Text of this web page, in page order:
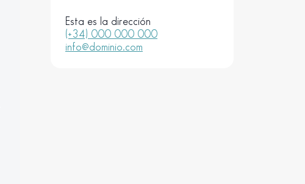
Esta es la dirección
(+34) 000 000 000
info@dominio.com